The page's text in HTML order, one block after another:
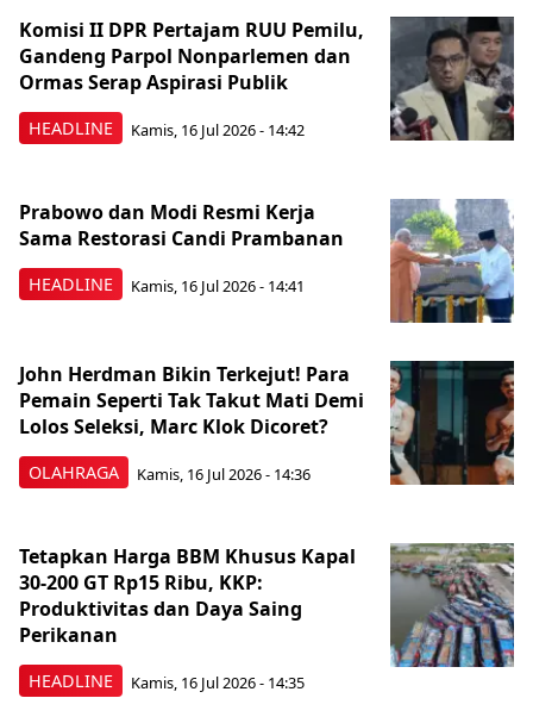
HEADLINE
Komisi II DPR Pertajam RUU Pemilu,
Gandeng Parpol Nonparlemen dan
Ormas Serap Aspirasi Publik
Kamis, 16 Jul 2026 - 14:42
HEADLINE
Prabowo dan Modi Resmi Kerja
Sama Restorasi Candi Prambanan
Kamis, 16 Jul 2026 - 14:41
OLAHRAGA
John Herdman Bikin Terkejut! Para
Pemain Seperti Tak Takut Mati Demi
Lolos Seleksi, Marc Klok Dicoret?
Kamis, 16 Jul 2026 - 14:36
HEADLINE
Tetapkan Harga BBM Khusus Kapal
30-200 GT Rp15 Ribu, KKP:
Produktivitas dan Daya Saing
Perikanan
Kamis, 16 Jul 2026 - 14:35